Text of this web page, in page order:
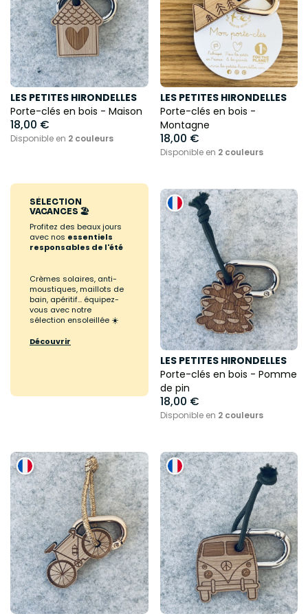
LES PETITES HIRONDELLES
Porte-clés en bois - Maison
18,00 €
Disponible en 2 couleurs
LES PETITES HIRONDELLES
Porte-clés en bois -
Montagne
18,00 €
Disponible en 2 couleurs
SÉLECTION
VACANCES 🏖️
Profitez des beaux jours
avec nos essentiels
responsables de l'été
Crèmes solaires, anti-
moustiques, maillots de
bain, apéritif... équipez-
vous avec notre
sélection ensoleillée ☀️
Découvrir
LES PETITES HIRONDELLES
Porte-clés en bois - Pomme
de pin
18,00 €
Disponible en 2 couleurs